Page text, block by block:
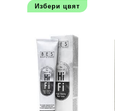
Избери цвят